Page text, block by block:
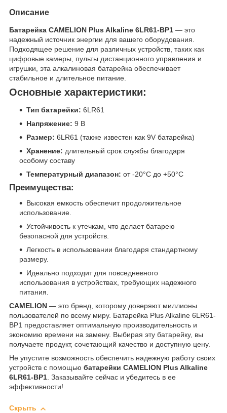
Описание
Батарейка CAMELION Plus Alkaline 6LR61-BP1 — это
надежный источник энергии для вашего оборудования.
Подходящее решение для различных устройств, таких как
цифровые камеры, пульты дистанционного управления и
игрушки, эта алкалиновая батарейка обеспечивает
стабильное и длительное питание.
Основные характеристики:
Тип батарейки: 6LR61
Напряжение: 9 В
Размер: 6LR61 (также известен как 9V батарейка)
Хранение: длительный срок службы благодаря
особому составу
Температурный диапазон: от -20°C до +50°C
Преимущества:
Высокая емкость обеспечит продолжительное
использование.
Устойчивость к утечкам, что делает батарею
безопасной для устройств.
Легкость в использовании благодаря стандартному
размеру.
Идеально подходит для повседневного
использования в устройствах, требующих надежного
питания.
CAMELION — это бренд, которому доверяют миллионы
пользователей по всему миру. Батарейка Plus Alkaline 6LR61-
BP1 предоставляет оптимальную производительность и
экономию времени на замену. Выбирая эту батарейку, вы
получаете продукт, сочетающий качество и доступную цену.
Не упустите возможность обеспечить надежную работу своих
устройств с помощью батарейки CAMELION Plus Alkaline
6LR61-BP1. Заказывайте сейчас и убедитесь в ее
эффективности!
Скрыть